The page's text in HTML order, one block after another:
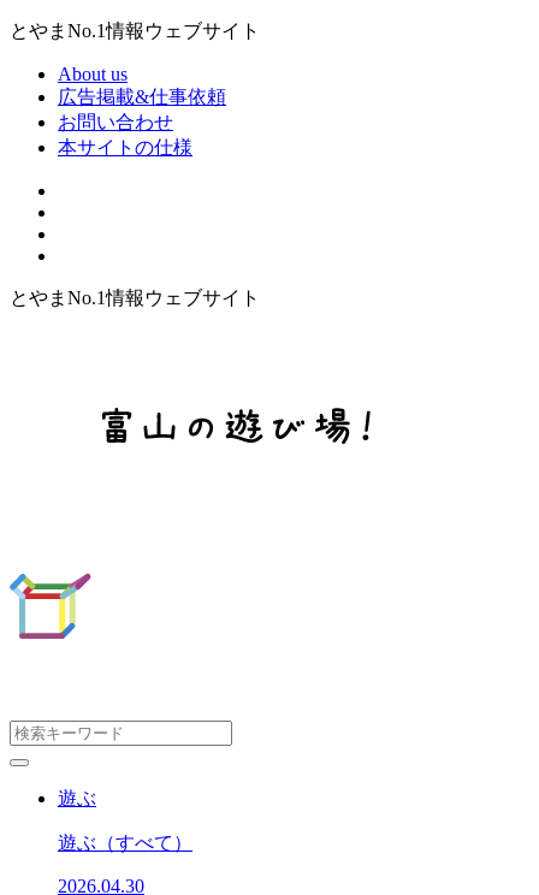
とやまNo.1情報ウェブサイト
About us
広告掲載&仕事依頼
お問い合わせ
本サイトの仕様
とやまNo.1情報ウェブサイト
遊ぶ
遊ぶ （すべて）
2026.04.30